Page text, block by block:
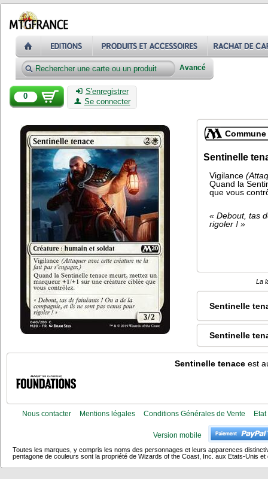
Avancé
0
S'enregistrer
Se connecter
Commune
Sentinelle
Vigilance
Quand la
que vous
« Debout, tas
rigoler ! »
La
Sentinelle
Sentinelle
Sentinelle tenace est
Nous contacter Mentions légales Conditions Générales de Vente
Version mobile
Toutes les marques, y compris les noms des personnages et leurs apparences
pentagone de couleurs sont la propriété de Wizards of the Coast, Inc. aux Etats-Unis